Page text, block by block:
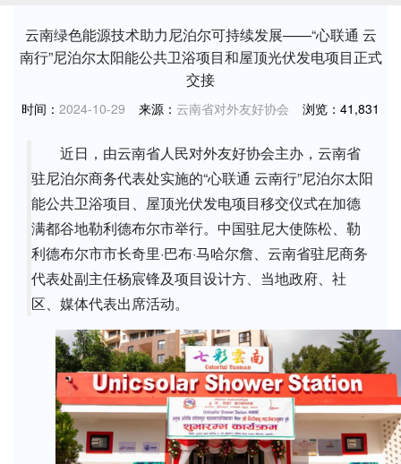
云南绿色能源技术助力尼泊尔可持续发展——“心联通 云
南行”尼泊尔太阳能公共卫浴项目和屋顶光伏发电项目正式
交接
时间： 2024-10-29 来源： 云南省对外友好协会 浏览： 41,831
近日，由云南省人民对外友好协会主办，云南省
驻尼泊尔商务代表处实施的“心联通 云南行”尼泊尔太阳
能公共卫浴项目、屋顶光伏发电项目移交仪式在加德
满都谷地勒利德布尔市举行。中国驻尼大使陈松、勒
利德布尔市市长奇里·巴布·马哈尔詹、云南省驻尼商务
代表处副主任杨宸锋及项目设计方、当地政府、社
区、媒体代表出席活动。